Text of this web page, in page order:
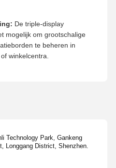
De triple-display
mogelijk om grootschalige
te beheren in
winkelcentra.
Technology Park, Gankeng
Longgang District, Shenzhen.